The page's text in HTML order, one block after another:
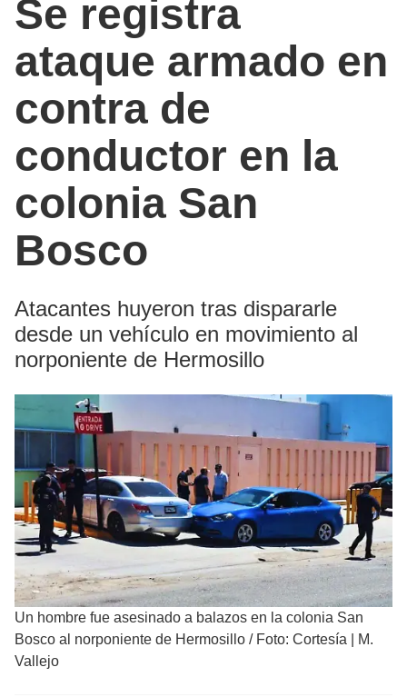
Se registra
ataque armado en
contra de
conductor en la
colonia San
Bosco
Atacantes huyeron tras dispararle
desde un vehículo en movimiento al
norponiente de Hermosillo
Un hombre fue asesinado a balazos en la colonia San
Bosco al norponiente de Hermosillo / Foto: Cortesía | M.
Vallejo